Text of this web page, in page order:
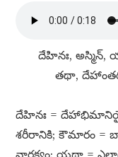
దేహినః,
తథా, దేహాంతర
దేహినః =
శరీరానికి; కౌమారం =